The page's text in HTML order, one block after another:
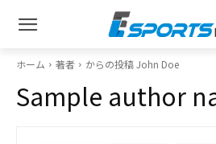
ホーム 著者 からの投稿 John Doe
Sample author